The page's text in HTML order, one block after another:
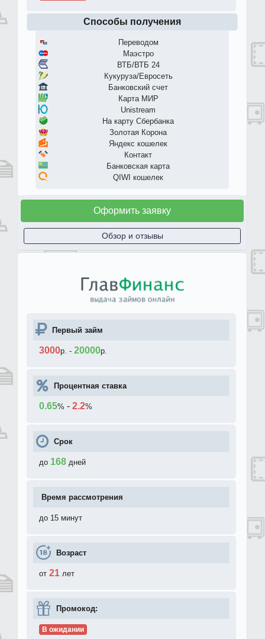
Способы получения
Переводом
Маэстро
ВТБ/ВТБ 24
Кукуруза/Евросеть
Банковский счет
Карта МИР
Unistream
На карту Сбербанка
Золотая Корона
Яндекс кошелек
Контакт
Банковская карта
QIWI кошелек
Оформить заявку
Обзор и отзывы
Первый займ
3000р. - 20000р.
Процентная ставка
0.65% - 2.2%
Срок
до 168 дней
Время рассмотрения
до 15 минут
Возраст
от 21 лет
Промокод:
В ожидании